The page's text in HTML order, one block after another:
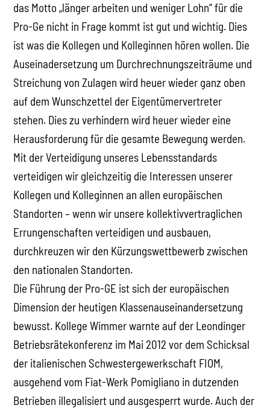
das Motto „länger arbeiten und weniger Lohn“ für die
Pro-Ge nicht in Frage kommt ist gut und wichtig. Dies
ist was die Kollegen und Kolleginnen hören wollen. Die
Auseinadersetzung um Durchrechnungszeiträume und
Streichung von Zulagen wird heuer wieder ganz oben
auf dem Wunschzettel der Eigentümervertreter
stehen. Dies zu verhindern wird heuer wieder eine
Herausforderung für die gesamte Bewegung werden.
Mit der Verteidigung unseres Lebensstandards
verteidigen wir gleichzeitig die Interessen unserer
Kollegen und Kolleginnen an allen europäischen
Standorten – wenn wir unsere kollektivvertraglichen
Errungenschaften verteidigen und ausbauen,
durchkreuzen wir den Kürzungswettbewerb zwischen
den nationalen Standorten.
Die Führung der Pro-GE ist sich der europäischen
Dimension der heutigen Klassenauseinandersetzung
bewusst. Kollege Wimmer warnte auf der Leondinger
Betriebsrätekonferenz im Mai 2012 vor dem Schicksal
der italienischen Schwestergewerkschaft FIOM,
ausgehend vom Fiat-Werk Pomigliano in dutzenden
Betrieben illegalisiert und ausgesperrt wurde. Auch der